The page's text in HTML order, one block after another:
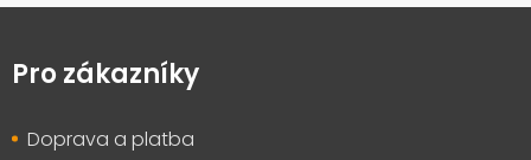
Z
pPro zákazníky
Doprava a platba